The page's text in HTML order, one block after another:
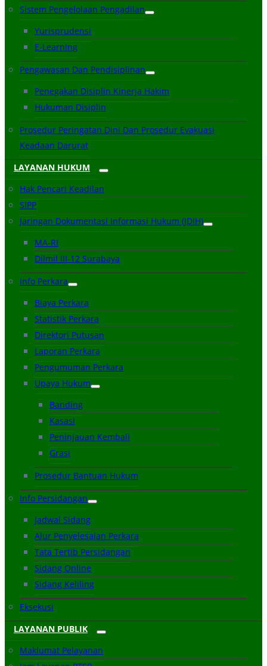
Sistem Pengelolaan Pengadilan
Yurisprudensi
E-Learning
Pengawasan Dan Pendisiplinan
Penegakan Disiplin Kinerja Hakim
Hukuman Disiplin
Prosedur Peringatan Dini Dan Prosedur Evakuasi
Keadaan Darurat
LAYANAN HUKUM
Hak Pencari Keadilan
SIPP
Jaringan Dokumentasi Informasi Hukum (JDIH)
MA-RI
Dilmil III-12 Surabaya
Info Perkara
Biaya Perkara
Statistik Perkara
Direktori Putusan
Laporan Perkara
Pengumuman Perkara
Upaya Hukum
Banding
Kasasi
Peninjauan Kembali
Grasi
Prosedur Bantuan Hukum
Info Persidangan
Jadwal Sidang
Alur Penyelesaian Perkara
Tata Tertib Persidangan
Sidang Online
Sidang Keliling
Eksekusi
LAYANAN PUBLIK
Maklumat Pelayanan